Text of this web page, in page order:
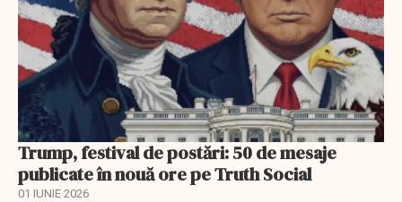
Trump, festival de postări: 50 de mesaje
publicate în nouă ore pe Truth Social
01 IUNIE 2026